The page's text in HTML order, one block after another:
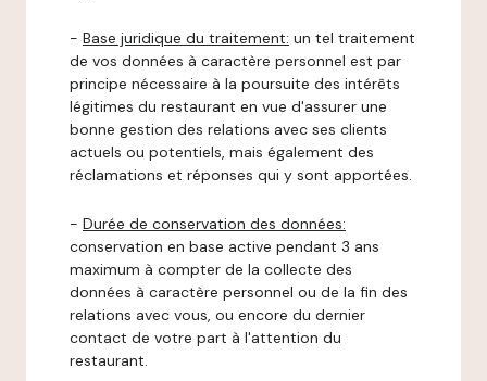
- Base juridique du traitement: un tel traitement
de vos données à caractère personnel est par
principe nécessaire à la poursuite des intérêts
légitimes du restaurant en vue d'assurer une
bonne gestion des relations avec ses clients
actuels ou potentiels, mais également des
réclamations et réponses qui y sont apportées.
- Durée de conservation des données:
conservation en base active pendant 3 ans
maximum à compter de la collecte des
données à caractère personnel ou de la fin des
relations avec vous, ou encore du dernier
contact de votre part à l'attention du
restaurant.